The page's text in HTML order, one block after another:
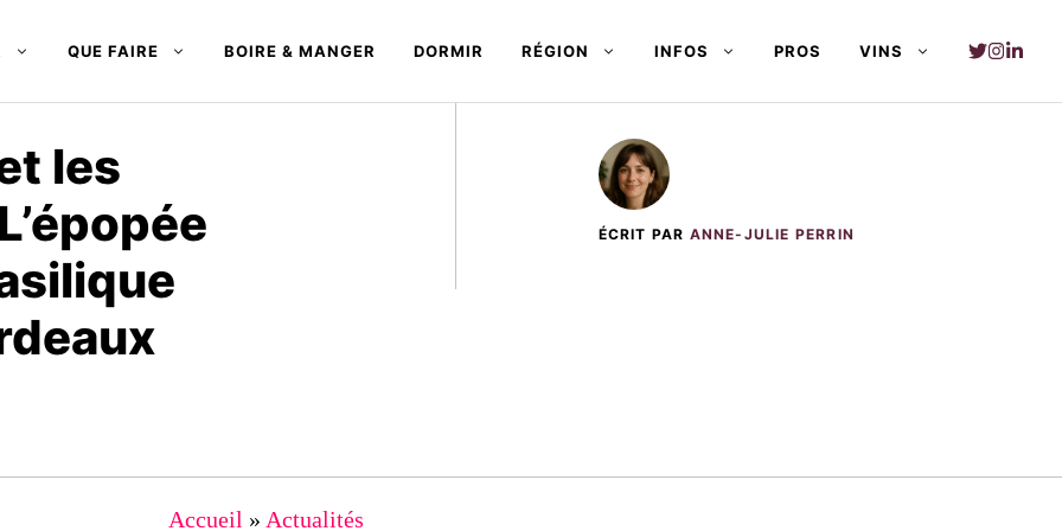
QUE FAIRE BOIRE & MANGER DORMIR RÉGION INFOS PROS VINS
les
ÉCRIT PAR ANNE-JULIE PERRIN
Accueil » Actualités